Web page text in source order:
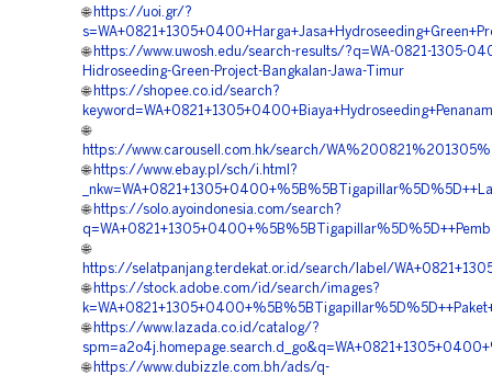
🌐 https://uoi.gr/?
🌐 https://www.uwosh.edu/search-results/?q=WA-0821-1305-
Hidroseeding-Green-Project-Bangkalan-Jawa-Timur
🌐 https://shopee.co.id/search?
🌐
https://www.carousell.com.hk/search/
🌐 https://www.ebay.pl/sch/i.html?
🌐 https://solo.ayoindonesia.com/search?
🌐
https://selatpanjang.terdekat.or.id/search/label/
🌐 https://stock.adobe.com/id/search/images?
🌐 https://www.lazada.co.id/catalog/?
🌐 https://www.dubizzle.com.bh/ads/q-